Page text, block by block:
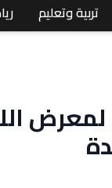
تربية وتعليم
لمعرض